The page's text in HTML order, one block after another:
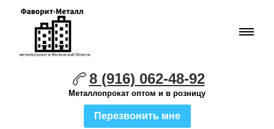
8 (916) 062-48-92
Металлопрокат оптом и в розницу
Перезвонить мне